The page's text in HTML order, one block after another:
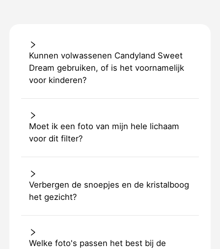
Kunnen volwassenen Candyland Sweet
Dream gebruiken, of is het voornamelijk
voor kinderen?
Moet ik een foto van mijn hele lichaam
voor dit filter?
Verbergen de snoepjes en de kristalboog
het gezicht?
Welke foto's passen het best bij de